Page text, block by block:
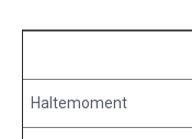
gHaltemoment